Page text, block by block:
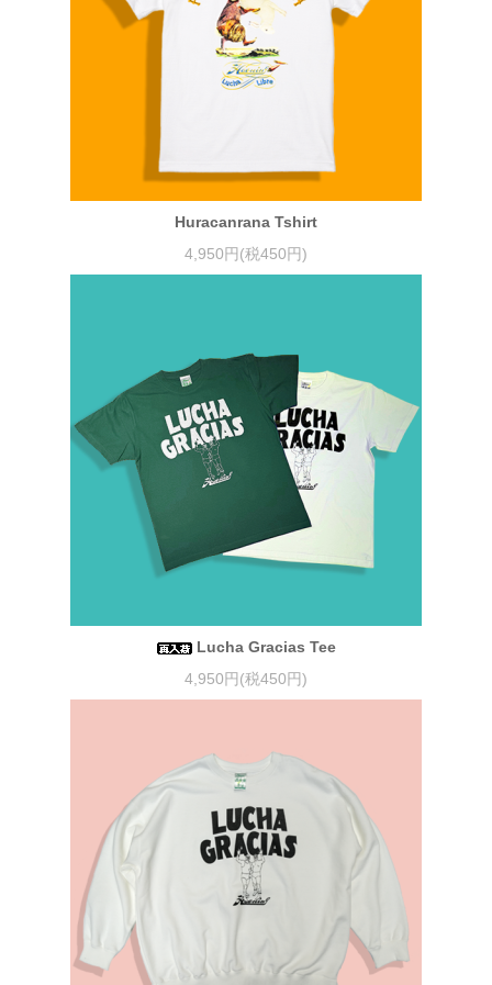
Huracanrana Tshirt
4,950円(税450円)
Lucha Gracias Tee
4,950円(税450円)